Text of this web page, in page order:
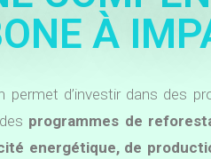
À
permet d’investir dans des
programmes de
energétique, de